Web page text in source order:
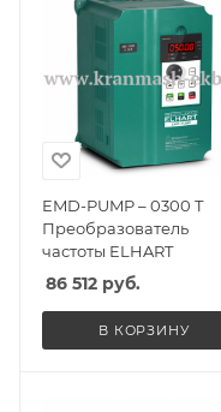
EMD-PUMP – 0300 T
Преобразователь
частоты ELHART
86 512 руб.
В КОРЗИНУ